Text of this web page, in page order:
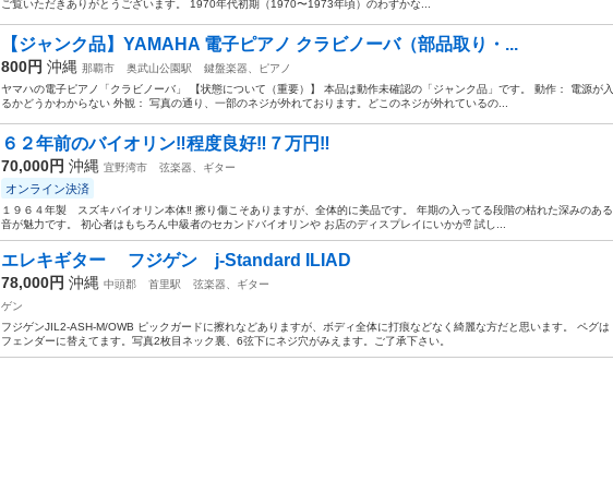
ご覧いただきありがとうございます。 1970年代初期（1970〜1973年頃）のわずかな...
【ジャンク品】YAMAHA 電子ピアノ クラビノーバ（部品取り・...
800円 沖縄 那覇市 奥武山公園駅
鍵盤楽器、ピアノ
ヤマハの電子ピアノ「クラビノーバ」 【状態について（重要）】 本品は動作未確認の「ジャンク品」です。 動作： 電源が入
るかどうかわからない 外観： 写真の通り、一部のネジが外れております。どこのネジが外れているの...
６２年前のバイオリン‼️程度良好‼️７万円‼️
70,000円 沖縄 宜野湾市 弦楽器、ギター
オンライン決済
１９６４年製 スズキバイオリン本体‼️ 擦り傷こそありますが、全体的に美品です。 年期の入ってる段階の枯れた深みのある
音が魅力です。 初心者はもちろん中級者のセカンドバイオリンや お店のディスプレイにいかが⁉️ 試し...
エレキギター フジゲン j-Standard ILIAD
78,000円 沖縄 中頭郡 首里駅
弦楽器、ギター
ゲン
フジゲンJIL2-ASH-M/OWB ピックガードに擦れなどありますが、ボディ全体に打痕などなく綺麗な方だと思います。 ペグは
フェンダーに替えてます。写真2枚目ネック裏、6弦下にネジ穴がみえます。ご了承下さい。